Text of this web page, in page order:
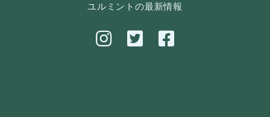
ユルミントの最新情報